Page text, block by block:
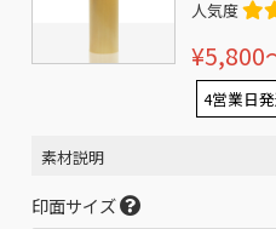
人気度
¥5,800
4営業日
素材説明
印面サイズ